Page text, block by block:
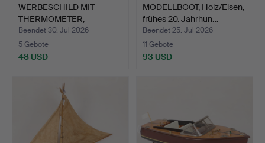
WERBESCHILD MIT
THERMOMETER,
"Motorcraft F…
Beendet 30. Jul 2026
5 Gebote
48 USD
MODELLBOOT, Holz/Eisen,
frühes 20. Jahrhun…
Beendet 25. Jul 2026
11 Gebote
93 USD